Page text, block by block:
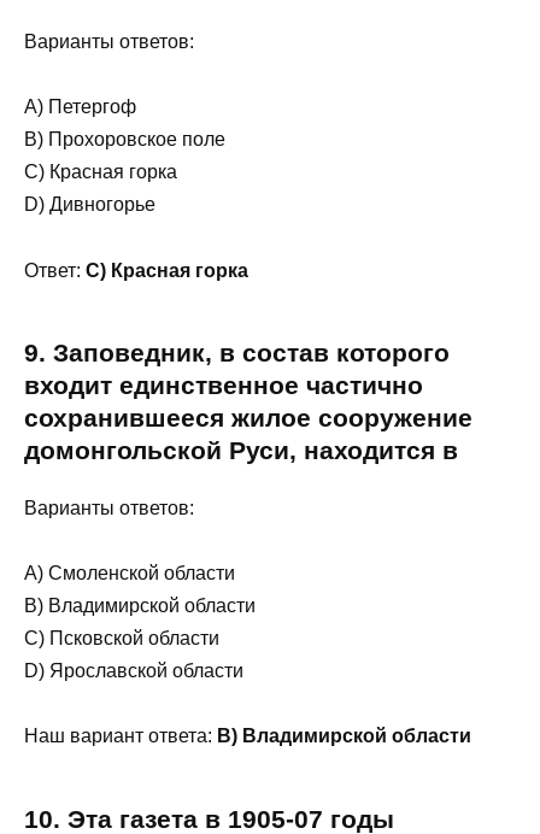
Варианты ответов:
A) Петергоф
В) Прохоровское поле
С) Красная горка
D) Дивногорье
Ответ: С) Красная горка
9. Заповедник, в состав которого
входит единственное частично
сохранившееся жилое сооружение
домонгольской Руси, находится в
Варианты ответов:
A) Смоленской области
B) Владимирской области
C) Псковской области
D) Ярославской области
Наш вариант ответа: B) Владимирской области
10. Эта газета в 1905-07 годы